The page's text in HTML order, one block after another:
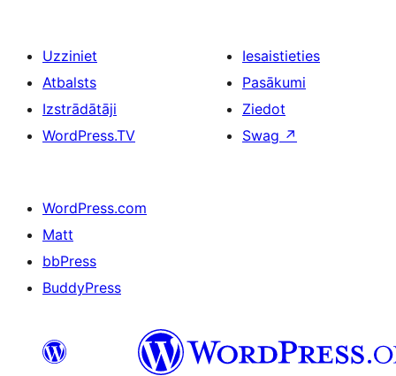
Uzziniet
Atbalsts
Izstrādātāji
WordPress.TV
Iesaistieties
Pasākumi
Ziedot
Swag ↗
WordPress.com
Matt
bbPress
BuddyPress